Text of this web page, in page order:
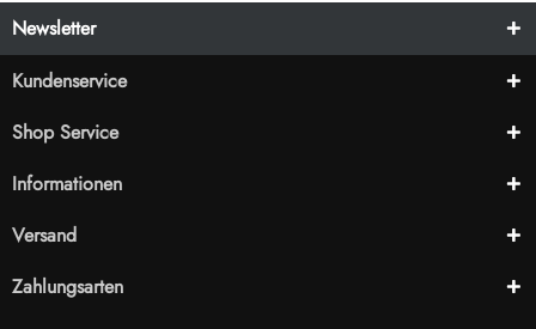
Newsletter
Kundenservice
Shop Service
Informationen
Versand
Zahlungsarten